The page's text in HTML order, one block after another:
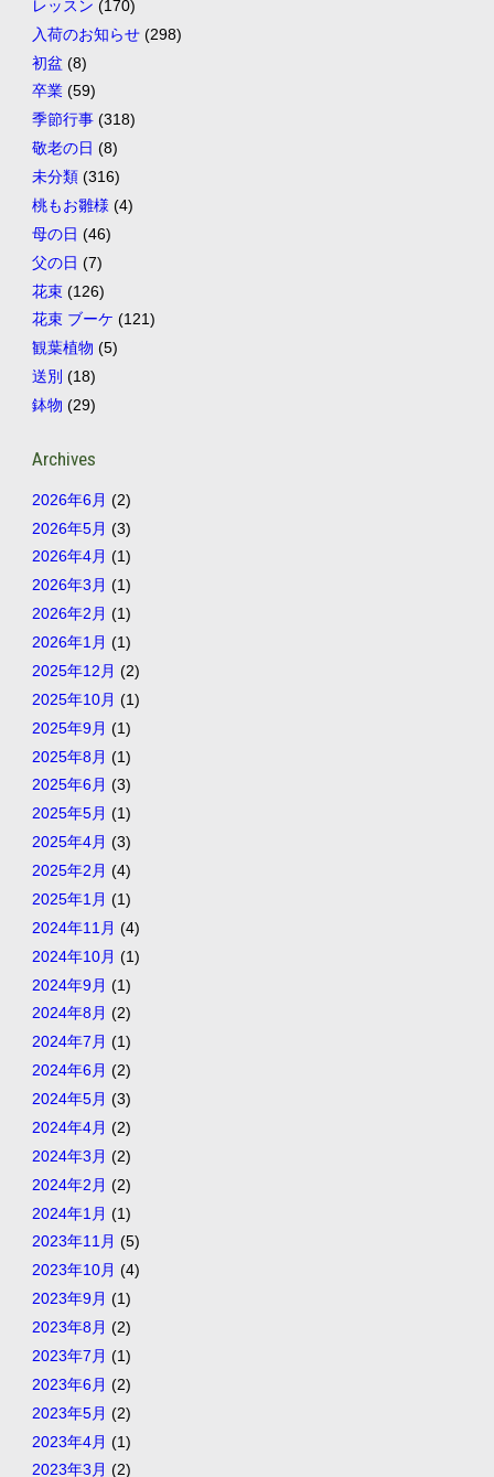
レッスン (170)
入荷のお知らせ(298)
初盆 (8)
卒業(59)
季節行事(318)
敬老の日 (8)
未分類(316)
桃もお雛様 (4)
母の日 (46)
父の日 (7)
花束(126)
花束 ブーケ (121)
観葉植物 (5)
送別 (18)
鉢物 (29)
Archives
2026年6月 (2)
2026年5月 (3)
2026年4月 (1)
2026年3月 (1)
2026年2月 (1)
2026年1月 (1)
2025年12月 (2)
2025年10月 (1)
2025年9月 (1)
2025年8月 (1)
2025年6月 (3)
2025年5月 (1)
2025年4月 (3)
2025年2月 (4)
2025年1月 (1)
2024年11月 (4)
2024年10月 (1)
2024年9月 (1)
2024年8月 (2)
2024年7月 (1)
2024年6月 (2)
2024年5月 (3)
2024年4月 (2)
2024年3月 (2)
2024年2月 (2)
2024年1月 (1)
2023年11月 (5)
2023年10月 (4)
2023年9月 (1)
2023年8月 (2)
2023年7月 (1)
2023年6月 (2)
2023年5月 (2)
2023年4月 (1)
2023年3月 (2)